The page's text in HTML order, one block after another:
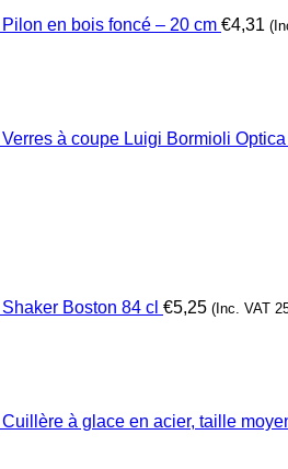
Pilon en bois foncé – 20 cm €4,31
Verres à coupe Luigi Bormioli
Shaker Boston 84 cl €5,25 (Inc. VAT
Cuillère à glace en acier, taille